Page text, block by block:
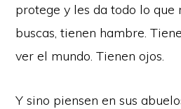
protege y les da todo lo que
buscas, tienen hambre.
ver el mundo. Tienen ojos.
Y sino piensen en sus